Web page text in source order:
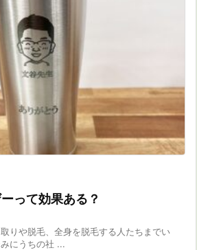
って効果ある？
りや脱毛、全身を脱毛する人たちまでい
にうちの社 ...